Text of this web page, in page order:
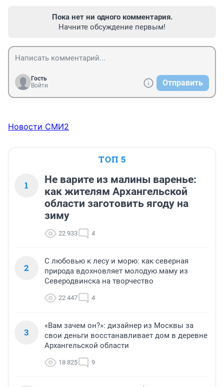
Пока нет ни одного комментария.
Начните обсуждение первым!
Гость
Войти
Отправить
Новости СМИ2
ТОП 5
1
Не варите из малины варенье:
как жителям Архангельской
области заготовить ягоду на
зиму
22 933 4
2
С любовью к лесу и морю: как северная
природа вдохновляет молодую маму из
Северодвинска на творчество
22 447 4
3
«Вам зачем он?»: дизайнер из Москвы за
свои деньги восстанавливает дом в деревне
Архангельской области
18 825 9